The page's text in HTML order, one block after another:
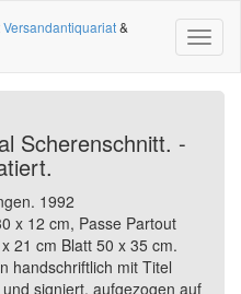
Versandantiquariat&
Scherenschnitt. -
1992
x 12 cm, Passe Partout
21 cm Blatt 50 x 35 cm.
handschriftlich mit Titel
signiert, aufgezogen auf